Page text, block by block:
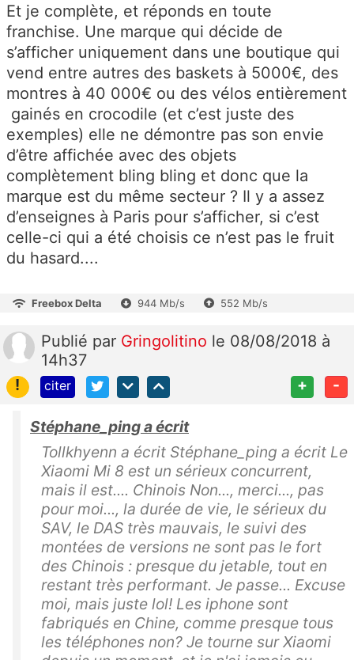
Et je complète, et réponds en toute
franchise. Une marque qui décide de
s’afficher uniquement dans une boutique qui
vend entre autres des baskets à 5000€, des
montres à 40 000€ ou des vélos entièrement
gainés en crocodile (et c’est juste des
exemples) elle ne démontre pas son envie
d’être affichée avec des objets
complètement bling bling et donc que la
marque est du même secteur ? Il y a assez
d’enseignes à Paris pour s’afficher, si c’est
celle-ci qui a été choisis ce n’est pas le fruit
du hasard....
Freebox Delta 944 Mb/s 552 Mb/s
Publié par Gringolitino le 08/08/2018 à
14h37
!
citer + -
Stéphane_ping a écrit
Tollkhyenn a écrit Stéphane_ping a écrit Le
Xiaomi Mi 8 est un sérieux concurrent,
mais il est.... Chinois Non..., merci..., pas
pour moi..., la durée de vie, le sérieux du
SAV, le DAS très mauvais, le suivi des
montées de versions ne sont pas le fort
des Chinois : presque du jetable, tout en
restant très performant. Je passe... Excuse
moi, mais juste lol! Les iphone sont
fabriqués en Chine, comme presque tous
les téléphones non? Je tourne sur Xiaomi